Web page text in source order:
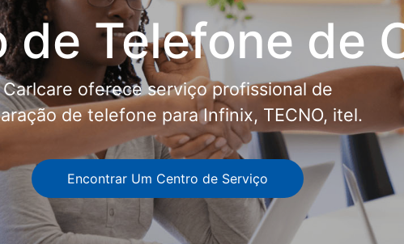
de Telefone de
Carlcare oferece serviço profissional de
de telefone para Infinix, TECNO, itel.
Encontrar Um Centro de Serviço